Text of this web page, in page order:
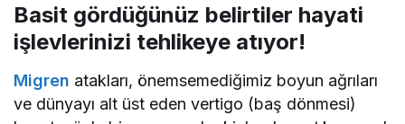
Basit gördüğünüz belirtiler hayati
işlevlerinizi tehlikeye atıyor!
Migren atakları, önemsemediğimiz boyun ağrıları
ve dünyayı alt üst eden vertigo (baş dönmesi)